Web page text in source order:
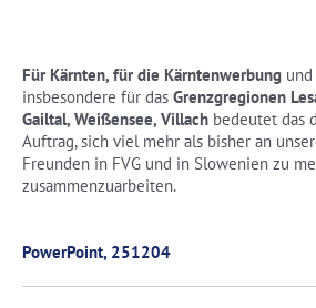
Für Kärnten, für die Kärntenwerbung und
insbesondere für das Grenzgregionen
Gailtal, Weißensee, Villach bedeutet das
Auftrag, sich viel mehr als bisher an
Freunden in FVG und in Slowenien zu
zusammenzuarbeiten.
PowerPoint, 251204